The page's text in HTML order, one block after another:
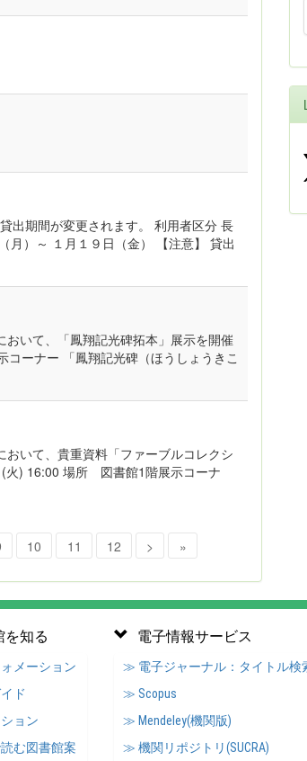
出期間が変更されます。 利用者区分 長
月）～ １月１９日（金） 【注意】 貸出
いて、「鳳翔記光碑拓本」展示を開催
ーナー 「鳳翔記光碑（ほうしょうきこ
いて、貴重資料「ファーブルコレクシ
火) 16:00 場所 図書館1階展示コーナ
10 11 12 > »
を知る
メーション
ド
ョン
む図書館案
電子情報サービス
≫ 電子ジャーナル：タイトル検
≫ Scopus
≫ Mendeley(機関版)
≫ 機関リポジトリ(SUCRA)